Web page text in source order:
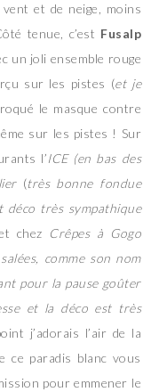
et de neige, moins
tenue, c’est Fusalp
un joli ensemble rouge
sur les pistes (et je
le masque contre
sur les pistes ! Sur
l’ICE (en bas des
(très bonne fondue
déco très sympathique
chez Crêpes à Gogo
comme son nom
pour la pause goûter
et la déco est très
j’adorais l’air de la
ce paradis blanc vous
pour emmener le